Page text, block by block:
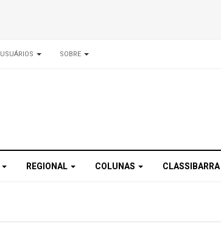
USUÁRIOS SOBRE
REGIONAL COLUNAS CLASSIBARRA